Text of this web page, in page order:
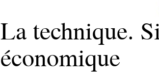
La technique.
économique